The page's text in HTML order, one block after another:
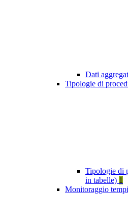
Dati
Tipologie di
Tipologie di
in tabelle) 1
Monitoraggio